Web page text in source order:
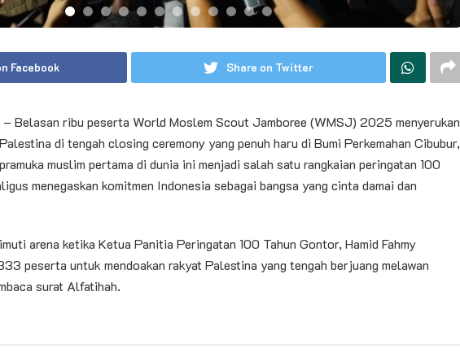
Facebook Share on Twitter
Belasan ribu peserta World Moslem Scout Jamboree (WMSJ) 2025 menyerukan
di tengah closing ceremony yang penuh haru di Bumi Perkemahan Cibubur,
muslim pertama di dunia ini menjadi salah satu rangkaian peringatan 100
menegaskan komitmen Indonesia sebagai bangsa yang cinta damai dan
arena ketika Ketua Panitia Peringatan 100 Tahun Gontor, Hamid Fahmy
peserta untuk mendoakan rakyat Palestina yang tengah berjuang melawan
surat Alfatihah.